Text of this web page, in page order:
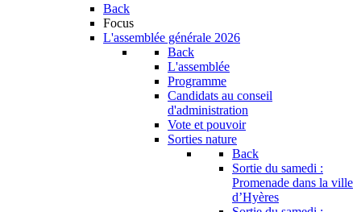
Back
Focus
L'assemblée générale 2026
Back
L'assemblée
Programme
Candidats au conseil
d'administration
Vote et pouvoir
Sorties nature
Back
Sortie du samedi :
Promenade dans la ville
d’Hyères